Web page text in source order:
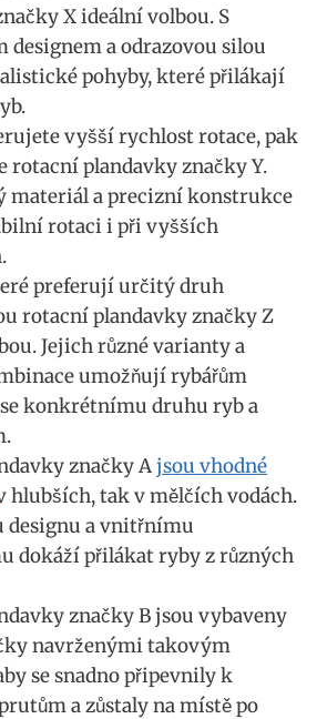
X⁣ ideální volbou. S
a odrazovou‌ silou
pohyby, které přilákají
vyšší rychlost rotace, pak
rotacní plandavky značky Y.
materiál​ a precizní konstrukce
rotaci i při vyšších
preferují‍ určitý druh
rotacní plandavky značky⁣ Z
Jejich různé varianty a
umožňují rybářům
konkrétnímu druhu ryb a
značky A‍jsou vhodné
⁣hlubších,​ tak v mělčích vodách.
designu a‍ vnitřnímu
dokáží přilákat ryby z různých
značky B ⁢jsou vybaveny⁤
‌navrženými takovým
⁢se⁣ snadno připevnily k​
‍a‍ zůstaly na místě po